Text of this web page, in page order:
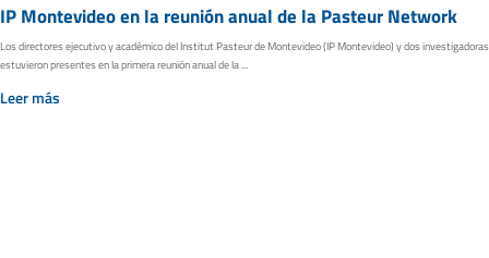
IP Montevideo en la reunión anual de la Pasteur Network
Los directores ejecutivo y académico del Institut Pasteur de Montevideo (IP Montevideo) y dos investigadoras
estuvieron presentes en la primera reunión anual de la ...
Leer más